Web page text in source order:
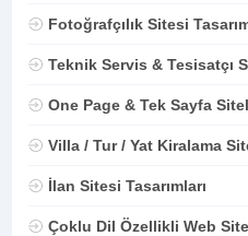
Fotoğrafçılık Sitesi
Teknik Servis & Tesisatçı
One Page & Tek Sayfa
Villa / Tur / Yat Kiralama
İlan Sitesi Tasarımları
Çoklu Dil Özellikli Web